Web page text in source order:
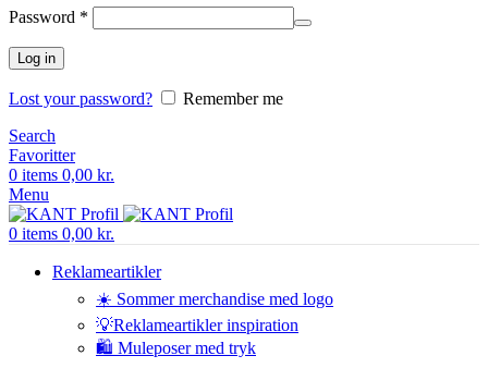
Password *
Log in
Lost your password?
Remember me
Search
Favoritter
0 items 0,00 kr.
Menu
0 items 0,00 kr.
Reklameartikler
☀️ Sommer merchandise med logo
💡Reklameartikler inspiration
🛍️ Muleposer med tryk